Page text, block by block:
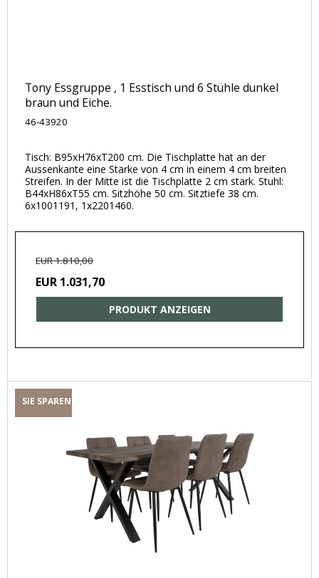
Tony Essgruppe , 1 Esstisch und 6 Stühle dunkel
braun und Eiche.
46-43920
Tisch: B95xH76xT200 cm. Die Tischplatte hat an der
Aussenkante eine Stärke von 4 cm in einem 4 cm breiten
Streifen. In der Mitte ist die Tischplatte 2 cm stark. Stuhl:
B44xH86xT55 cm. Sitzhöhe 50 cm. Sitztiefe 38 cm.
6x1001191, 1x2201460.
EUR 1.810,00
EUR 1.031,70
PRODUKT ANZEIGEN
SIE SPAREN